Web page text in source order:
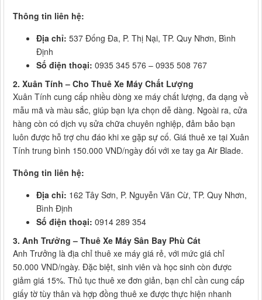
Thông tin liên hệ:
Địa chỉ: 537 Đống Đa, P. Thị Nại, TP. Quy Nhơn, Bình
Định
Số điện thoại: 0935 345 576 – 0935 508 767
2. Xuân Tính – Cho Thuê Xe Máy Chất Lượng
Xuân Tính cung cấp nhiều dòng xe máy chất lượng, đa dạng về
mẫu mã và màu sắc, giúp bạn lựa chọn dễ dàng. Ngoài ra, cửa
hàng còn có dịch vụ sửa chữa chuyên nghiệp, đảm bảo bạn
luôn được hỗ trợ chu đáo khi xe gặp sự cố. Giá thuê xe tại Xuân
Tính trung bình 150.000 VND/ngày đối với xe tay ga Air Blade.
Thông tin liên hệ:
Địa chỉ: 162 Tây Sơn, P. Nguyễn Văn Cừ, TP. Quy Nhơn,
Bình Định
Số điện thoại: 0914 289 354
3. Anh Trưởng – Thuê Xe Máy Sân Bay Phù Cát
Anh Trưởng là địa chỉ thuê xe máy giá rẻ, với mức giá chỉ
50.000 VND/ngày. Đặc biệt, sinh viên và học sinh còn được
giảm giá 15%. Thủ tục thuê xe đơn giản, bạn chỉ cần cung cấp
giấy tờ tùy thân và hợp đồng thuê xe được thực hiện nhanh